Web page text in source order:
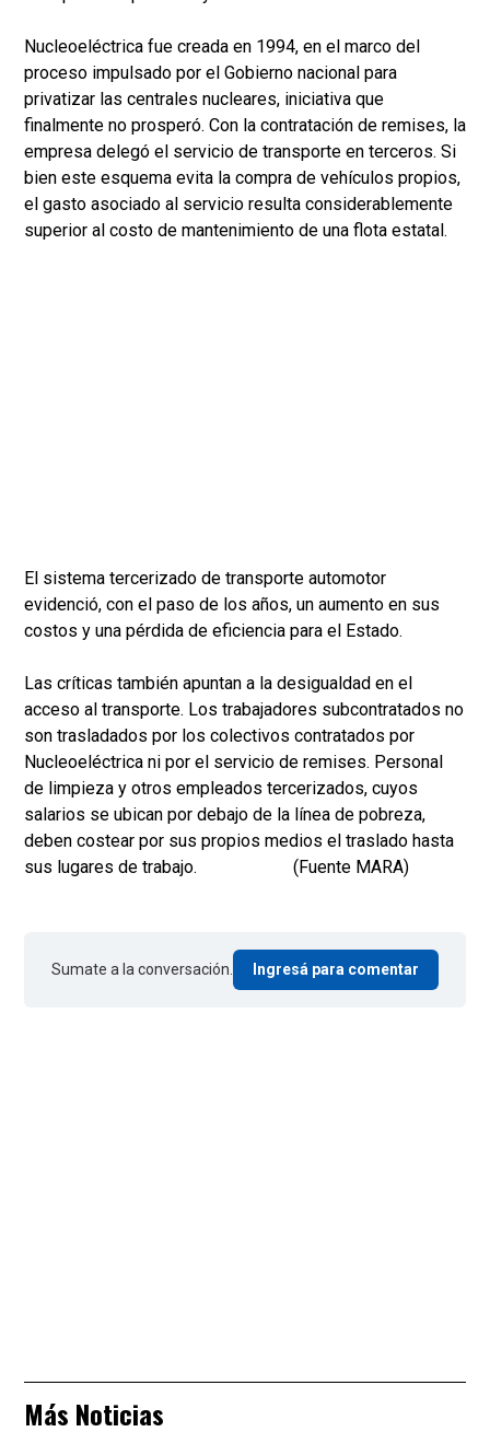
Nucleoeléctrica fue creada en 1994, en el marco del
proceso impulsado por el Gobierno nacional para
privatizar las centrales nucleares, iniciativa que
finalmente no prosperó. Con la contratación de remises, la
empresa delegó el servicio de transporte en terceros. Si
bien este esquema evita la compra de vehículos propios,
el gasto asociado al servicio resulta considerablemente
superior al costo de mantenimiento de una flota estatal.
El sistema tercerizado de transporte automotor
evidenció, con el paso de los años, un aumento en sus
costos y una pérdida de eficiencia para el Estado.
Las críticas también apuntan a la desigualdad en el
acceso al transporte. Los trabajadores subcontratados no
son trasladados por los colectivos contratados por
Nucleoeléctrica ni por el servicio de remises. Personal
de limpieza y otros empleados tercerizados, cuyos
salarios se ubican por debajo de la línea de pobreza,
deben costear por sus propios medios el traslado hasta
sus lugares de trabajo. (Fuente MARA)
Sumate a la conversación. Ingresá para comentar
Más Noticias